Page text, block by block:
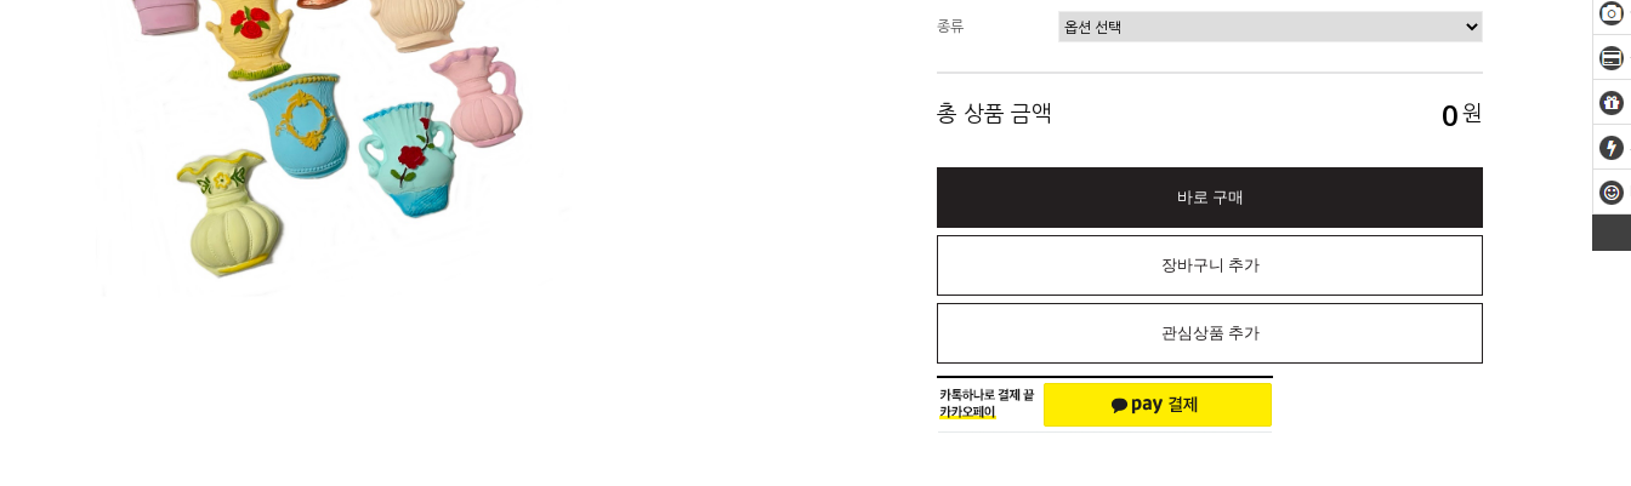
종류
총 상품 금액 0원
바로 구매
장바구니 추가
관심상품 추가